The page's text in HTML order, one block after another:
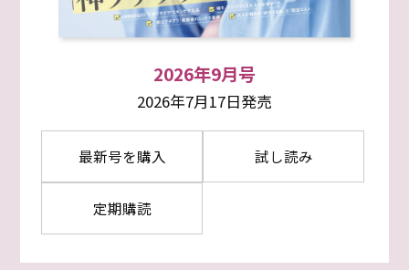
2026年9月号
2026年7月17日発売
最新号を購入 試し読み
定期購読